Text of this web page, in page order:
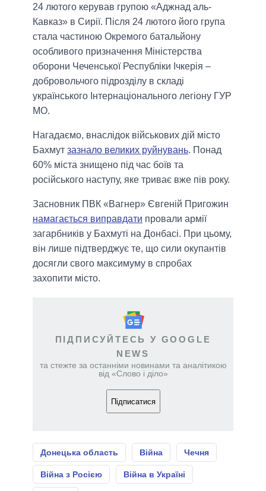
24 лютого керував групою «Аджнад аль-
Кавказ» в Сирії. Після 24 лютого його група
стала частиною Окремого батальйону
особливого призначення Міністерства
оборони Чеченської Республіки Ічкерія –
добровольчого підрозділу в складі
українського Інтернаціонального легіону ГУР
МО.
Нагадаємо, внаслідок військових дій місто
Бахмут зазнало великих руйнувань. Понад
60% міста знищено під час боїв та
російського наступу, яке триває вже пів року.
Засновник ПВК «Вагнер» Євгеній Пригожин
намагається виправдати провали армії
загарбників у Бахмуті на Донбасі. При цьому,
він лише підтверджує те, що сили окупантів
досягли свого максимуму в спробах
захопити місто.
ПІДПИСУЙТЕСЬ У GOOGLE
NEWS
та стежте за останніми новинами та аналітикою
від «Слово і діло»
Підписатися
Донецька область Війна Чечня
Війна з Росією Війна в Україні